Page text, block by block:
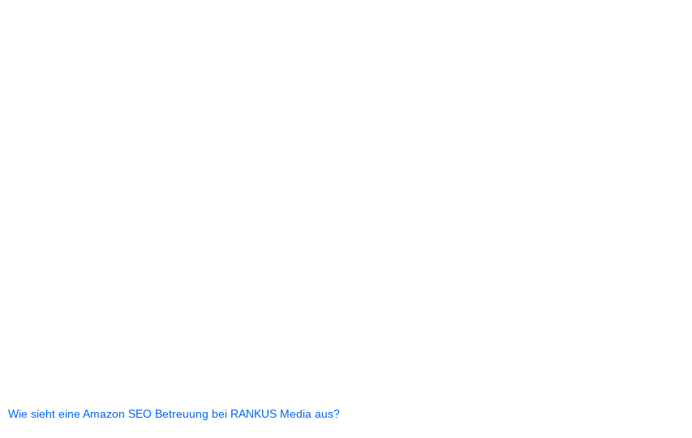
Wie sieht eine Amazon SEO Betreuung bei RANKUS Media aus?